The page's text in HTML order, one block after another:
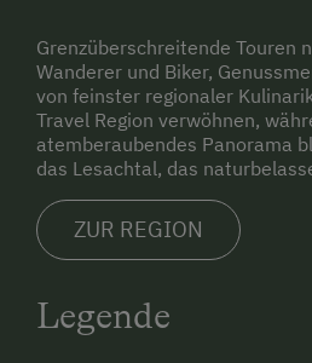
Grenzüberschreitende Touren
Wanderer und Biker,
von feinster regionaler
Travel Region verwöhnen,
atemberaubendes Panorama
das Lesachtal, das
ZUR REGION
Legende